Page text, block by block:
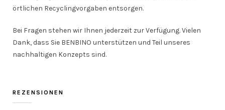
örtlichen Recyclingvorgaben entsorgen.
Bei Fragen stehen wir Ihnen jederzeit zur Verfügung. Vielen
Dank, dass Sie BENBINO unterstützen und Teil unseres
nachhaltigen Konzepts sind.
REZENSIONEN